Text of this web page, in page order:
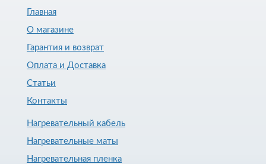
Главная
О магазине
Гарантия и возврат
Оплата и Доставка
Статьи
Контакты
Нагревательный кабель
Нагревательные маты
Нагревательная пленка